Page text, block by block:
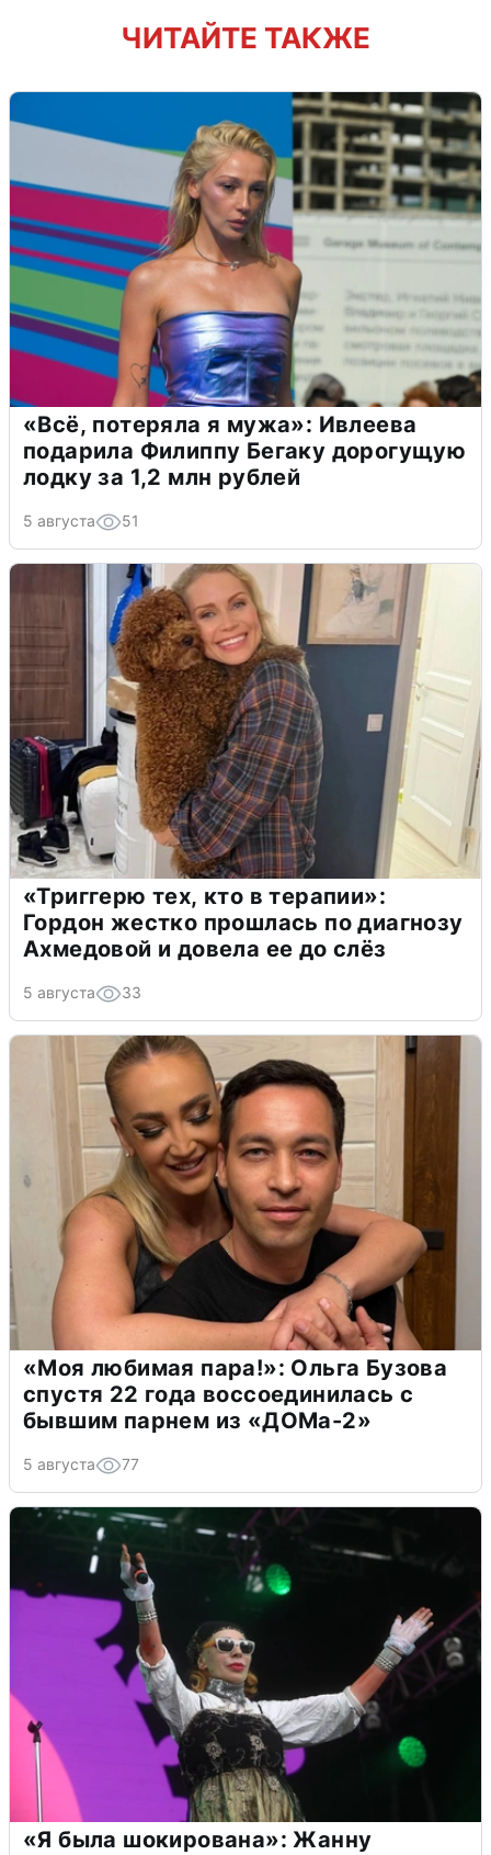
ЧИТАЙТЕ ТАКЖЕ
«Всё, потеряла я мужа»: Ивлеева
подарила Филиппу Бегаку дорогущую
лодку за 1,2 млн рублей
5 августа 51
«Триггерю тех, кто в терапии»:
Гордон жестко прошлась по диагнозу
Ахмедовой и довела ее до слёз
5 августа 33
«Моя любимая пара!»: Ольга Бузова
спустя 22 года воссоединилась с
бывшим парнем из «ДОМа-2»
5 августа 77
«Я была шокирована»: Жанну